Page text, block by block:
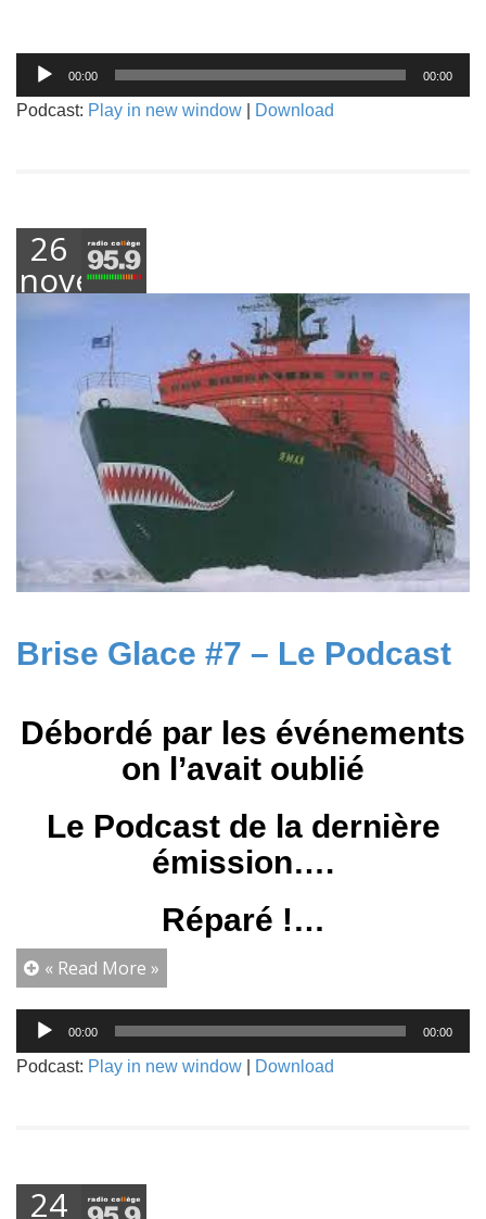
Lecteur
audio
00:00 00:00
Podcast: Play in new window Download
26
novembre
2018
Brise Glace #7 – Le Podcast
Débordé par les événements
on l’avait oublié
Le Podcast de la dernière
émission….
Réparé !…
« Read More »
Lecteur
audio
00:00 00:00
Podcast: Play in new window Download
24